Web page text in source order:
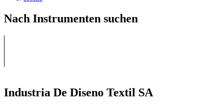
Nach Instrumenten suchen
Industria De Diseno Textil SA